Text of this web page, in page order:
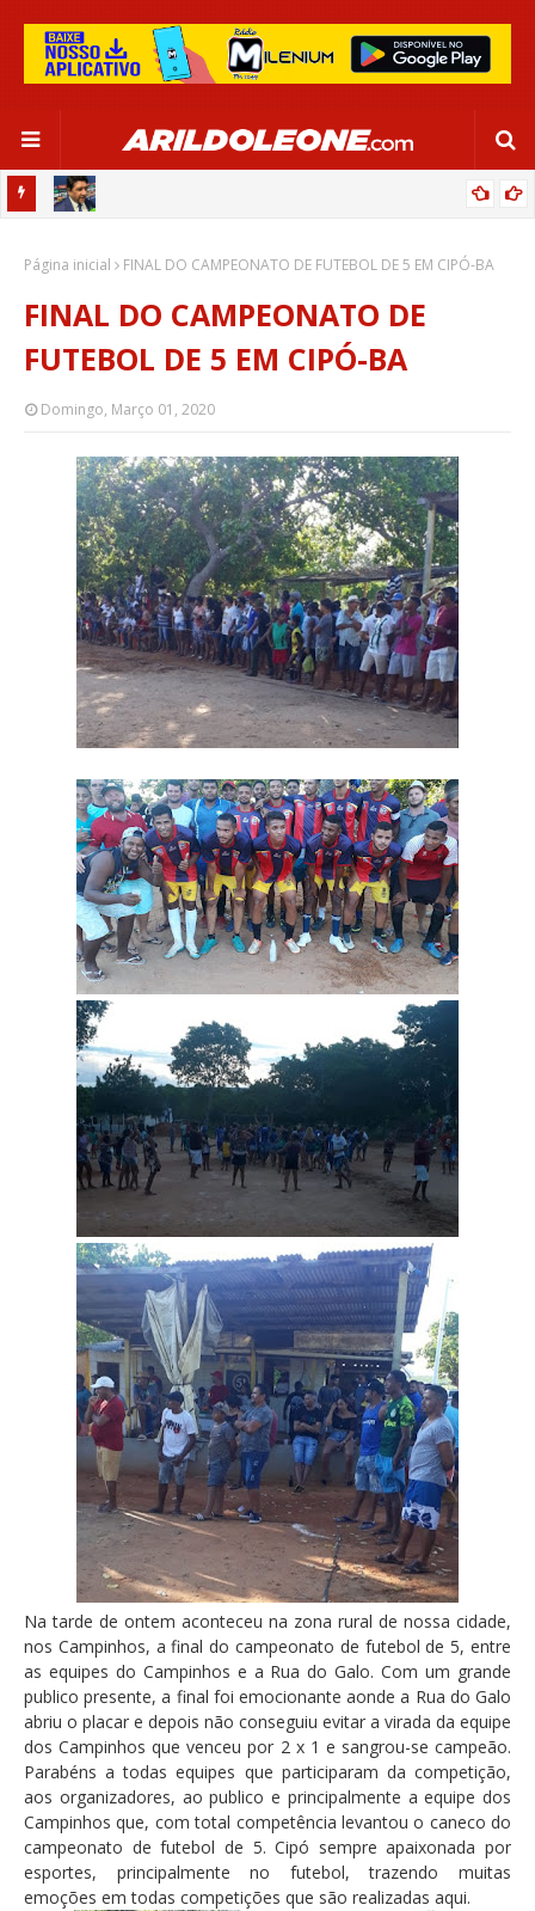
“SATISFAÇÃO MUITO GRANDE”
Página inicial FINAL DO CAMPEONATO DE FUTEBOL DE 5 EM CIPÓ-BA
FINAL DO CAMPEONATO DE
FUTEBOL DE 5 EM CIPÓ-BA
Domingo, Março 01, 2020
Na tarde de ontem aconteceu na zona rural de nossa cidade,
nos Campinhos, a final do campeonato de futebol de 5, entre
as equipes do Campinhos e a Rua do Galo. Com um grande
publico presente, a final foi emocionante aonde a Rua do Galo
abriu o placar e depois não conseguiu evitar a virada da equipe
dos Campinhos que venceu por 2 x 1 e sangrou-se campeão.
Parabéns a todas equipes que participaram da competição,
aos organizadores, ao publico e principalmente a equipe dos
Campinhos que, com total competência levantou o caneco do
campeonato de futebol de 5. Cipó sempre apaixonada por
esportes, principalmente no futebol, trazendo muitas
emoções em todas competições que são realizadas aqui.